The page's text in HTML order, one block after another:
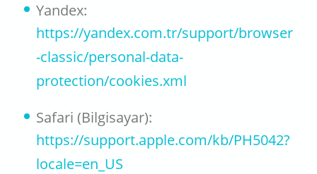
Yandex:
https://yandex.com.tr/support/browser
-classic/personal-data-
protection/cookies.xml
Safari (Bilgisayar):
https://support.apple.com/kb/PH5042?
locale=en_US